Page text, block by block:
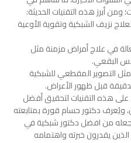
ومن أبرز هذه التقنيات الحديثة:
نزيف الشبكية وتقوية الأوعية
في علاج أمراض مزمنة مثل
البقعي.
التصوير المقطعي للشبكية
هذه التقنيات لتحقيق أفضل
ويُعرف دكتور حسام قورة بمتابعته
جعله من افضل دكتور شبكية في
يقدرون خبرته واهتمامه